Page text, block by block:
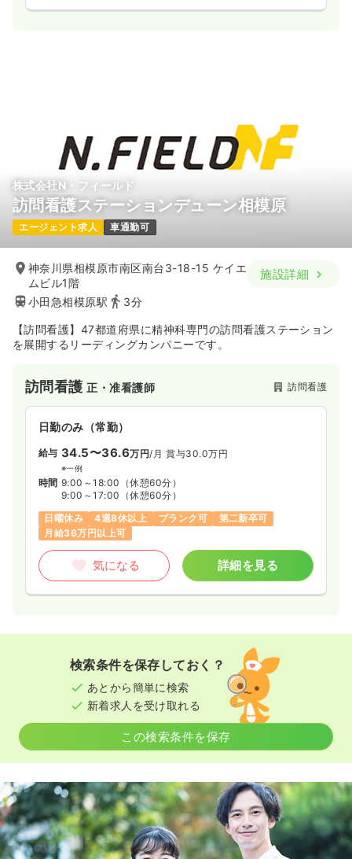
土日休み
ブランク可 月給28万円以上可
気になる 詳細を見る
株式会社N・フィールド
訪問看護ステーションデューン相模原
エージェント求人 車通勤可
神奈川県相模原市南区南台3-18-15 ケイエ
ムビル1階
小田急相模原駅
3分
施設詳細
【訪問看護】47都道府県に精神科専門の訪問看護ステーション
を展開するリーディングカンパニーです。
訪問看護正・准看護師 訪問看護
日勤のみ（常勤）
給与 34.5〜36.6万円/月 賞与30.0万円
※一例
時間 9:00～18:00 （休憩60分）
9:00～17:00 （休憩60分）
日曜休み
4週8休以上 ブランク可
第二新卒可
月給36万円以上可
気になる 詳細を見る
検索条件を保存しておく？
あとから簡単に検索
新着求人を受け取れる
この検索条件を保存